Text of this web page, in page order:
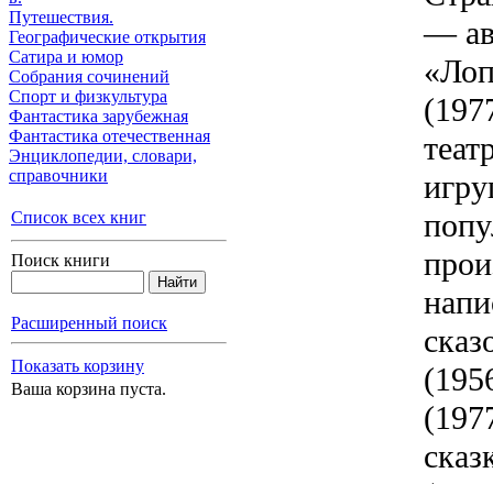
Путешествия.
Географические открытия
Сатира и юмор
Собрания сочинений
Спорт и физкультура
Фантастика зарубежная
Фантастика отечественная
Энциклопедии, cловари,
справочники
Список всех книг
Поиск книги
Расширенный поиск
Показать корзину
Ваша корзина пуста.
—